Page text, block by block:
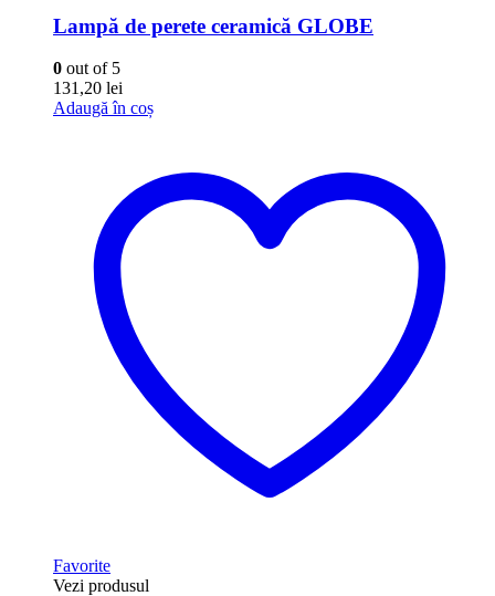
Lampă de perete ceramică GLOBE
0 out of 5
131,20 lei
Adaugă în coș
Favorite
Vezi produsul